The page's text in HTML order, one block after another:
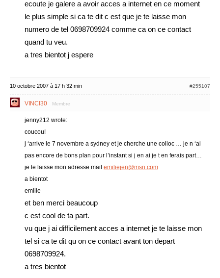
ecoute je galere a avoir acces a internet en ce moment
le plus simple si ca te dit c est que je te laisse mon
numero de tel 0698709924 comme ca on ce contact
quand tu veu.
a tres bientot j espere
10 octobre 2007 à 17 h 32 min #255107
VINCI30 Membre
jenny212 wrote:
coucou!
j ‘arrive le 7 novembre a sydney et je cherche une colloc … je n ‘ai
pas encore de bons plan pour l’instant si j en ai je t en ferais part…
je te laisse mon adresse mail emiliejen@msn.com
a bientot
emilie
et ben merci beaucoup
c est cool de ta part.
vu que j ai difficilement acces a internet je te laisse mon
tel si ca te dit qu on ce contact avant ton depart
0698709924.
a tres bientot